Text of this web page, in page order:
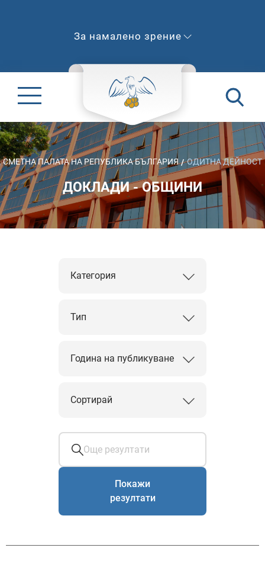
За намалено зрение
СМЕТНА ПАЛАТА НА РЕПУБЛИКА БЪЛГАРИЯ ОДИТНА ДЕЙНОСТ
ДОКЛАДИ - ОБЩИНИ
Категория
Тип
Година на публикуване
Сортирай
Покажи
резултати